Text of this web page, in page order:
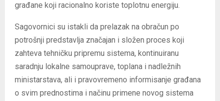
građane koji racionalno koriste toplotnu energiju.
Sagovornici su istakli da prelazak na obračun po
potrošnji predstavlja značajan i složen proces koji
zahteva tehničku pripremu sistema, kontinuiranu
saradnju lokalne samouprave, toplana i nadležnih
ministarstava, ali i pravovremeno informisanje građana
o svim prednostima i načinu primene novog sistema